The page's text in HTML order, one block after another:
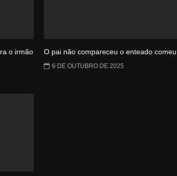
o irmão
O pai não compareceu o enteado comeu
6 DE OUTUBRO DE 2025